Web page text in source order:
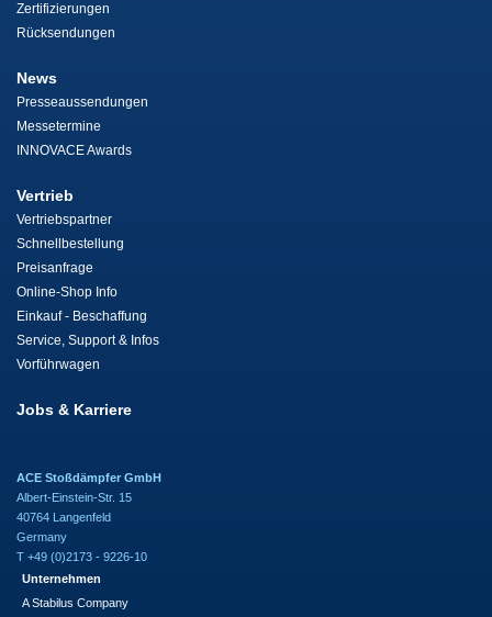
Zertifizierungen
Rücksendungen
News
Presseaussendungen
Messetermine
INNOVACE Awards
Vertrieb
Vertriebspartner
Schnellbestellung
Preisanfrage
Online-Shop Info
Einkauf - Beschaffung
Service, Support & Infos
Vorführwagen
Jobs & Karriere
ACE Stoßdämpfer GmbH
Albert-Einstein-Str. 15
40764 Langenfeld
Germany
T +49 (0)2173 - 9226-10
Unternehmen
A Stabilus Company